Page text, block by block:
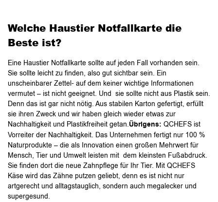
Welche Haustier Notfallkarte die
Beste ist?
Eine Haustier Notfallkarte sollte auf jeden Fall vorhanden sein.
Sie sollte leicht zu finden, also gut sichtbar sein. Ein
unscheinbarer Zettel- auf dem keiner wichtige Informationen
vermutet – ist nicht geeignet. Und sie sollte nicht aus Plastik sein.
Denn das ist gar nicht nötig. Aus stabilen Karton gefertigt, erfüllt
sie ihren Zweck und wir haben gleich wieder etwas zur
Nachhaltigkeit und Plastikfreiheit getan.Übrigens: QCHEFS ist
Vorreiter der Nachhaltigkeit. Das Unternehmen fertigt nur 100 %
Naturprodukte – die als Innovation einen großen Mehrwert für
Mensch, Tier und Umwelt leisten mit dem kleinsten Fußabdruck.
Sie finden dort die neue Zahnpflege für Ihr Tier. Mit QCHEFS
Käse wird das Zähne putzen geliebt, denn es ist nicht nur
artgerecht und alltagstauglich, sondern auch megalecker und
supergesund.